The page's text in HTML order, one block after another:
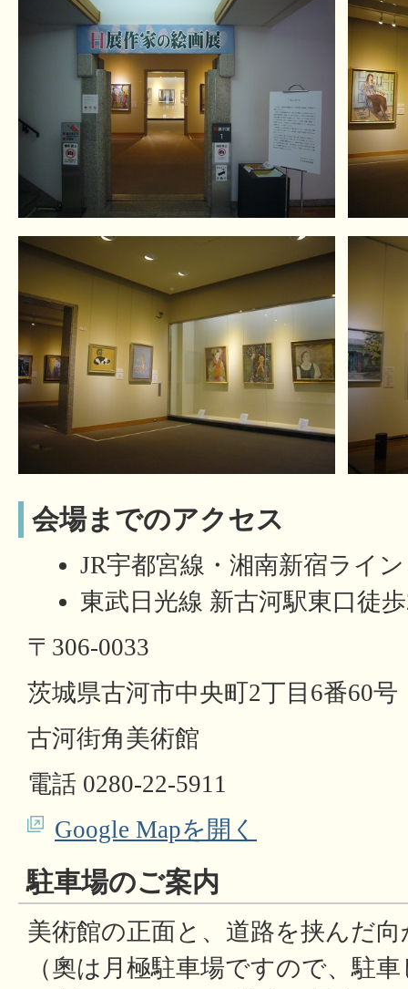
会場までのアクセス
JR宇都宮線・湘南新宿ライ
東武日光線 新古河駅東口徒
〒306-0033
茨城県古河市中央町2丁目6番60号
古河街角美術館
電話 0280-22-5911
Google Mapを開く
駐車場のご案内
美術館の正面と、道路を挟んだ
（奧は月極駐車場ですので、駐